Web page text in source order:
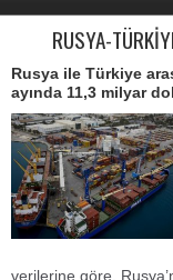
RUSYA-
Rusya ile Türkiye
ayında 11,3 milyar
verilerine göre,